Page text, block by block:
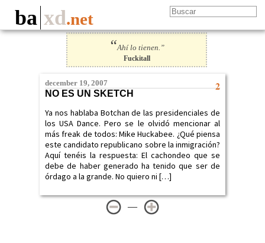
ba xd.net
“Ahí lo tienen.”
Fuckitall
2
december 19, 2007
NO ES UN SKETCH
Ya nos hablaba Botchan de las presidenciales de
los USA Dance. Pero se le olvidó mencionar al
más freak de todos: Mike Huckabee. ¿Qué piensa
este candidato republicano sobre la inmigración?
Aquí tenéis la respuesta: El cachondeo que se
debe de haber generado ha tenido que ser de
órdago a la grande. No quiero ni […]
—